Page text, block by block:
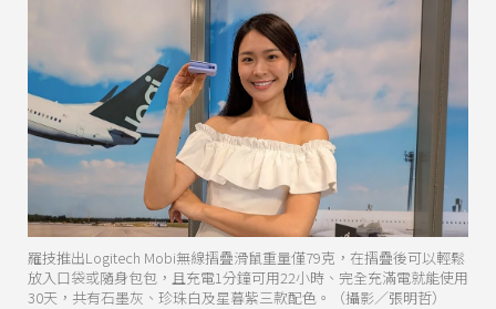
羅技推出Logitech Mobi無線摺疊滑鼠重量僅79克，在摺疊後可以輕鬆
放入口袋或隨身包包，且充電1分鐘可用22小時、完全充滿電就能使用
30天，共有石墨灰、珍珠白及星暮紫三款配色。（攝影／張明哲）